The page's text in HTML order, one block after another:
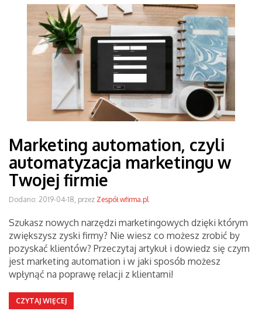
Marketing automation, czyli
automatyzacja marketingu w
Twojej firmie
Dodano: 2019-04-18, przez Zespół wfirma.pl
Szukasz nowych narzędzi marketingowych dzięki którym
zwiększysz zyski firmy? Nie wiesz co możesz zrobić by
pozyskać klientów? Przeczytaj artykuł i dowiedz się czym
jest marketing automation i w jaki sposób możesz
wpłynąć na poprawę relacji z klientami!
CZYTAJ WIĘCEJ